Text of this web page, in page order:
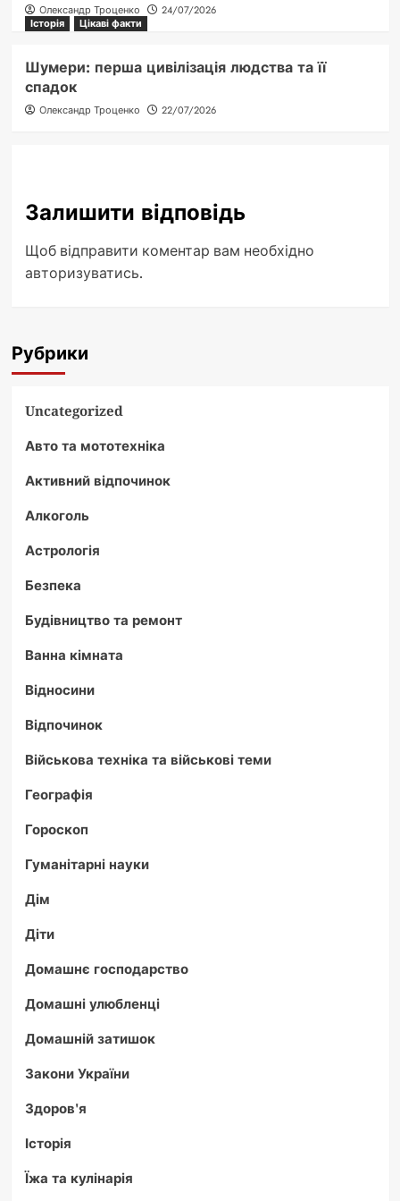
Олександр Троценко
24/07/2026
Історія
Цікаві факти
Шумери: перша цивілізація людства та її
спадок
Олександр Троценко 22/07/2026
Залишити відповідь
Щоб відправити коментар вам необхідно
авторизуватись.
Рубрики
Uncategorized
Авто та мототехніка
Активний відпочинок
Алкоголь
Астрологія
Безпека
Будівництво та ремонт
Ванна кімната
Відносини
Відпочинок
Військова техніка та військові теми
Географія
Гороскоп
Гуманітарні науки
Дім
Діти
Домашнє господарство
Домашні улюбленці
Домашній затишок
Закони України
Здоров'я
Історія
Їжа та кулінарія